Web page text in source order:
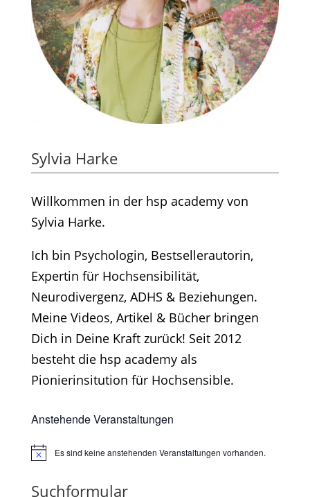
Sylvia Harke
Willkommen in der hsp academy von
Sylvia Harke.
Ich bin Psychologin, Bestsellerautorin,
Expertin für Hochsensibilität,
Neurodivergenz, ADHS & Beziehungen.
Meine Videos, Artikel & Bücher bringen
Dich in Deine Kraft zurück! Seit 2012
besteht die hsp academy als
Pionierinsitution für Hochsensible.
Anstehende Veranstaltungen
HinweisEs sind keine anstehenden Veranstaltungen vorhanden.
Suchformular